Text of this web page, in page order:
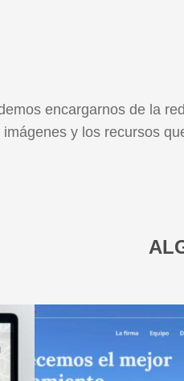
encargarnos de la
imágenes y los recursos